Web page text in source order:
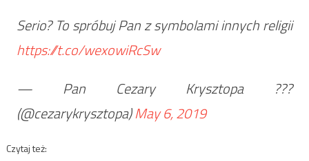
Serio? To spróbuj Pan z symbolami innych religii
https://t.co/wexowiRcSw
— Pan Cezary Krysztopa ???
(@cezarykrysztopa)May 6, 2019
Czytaj też: